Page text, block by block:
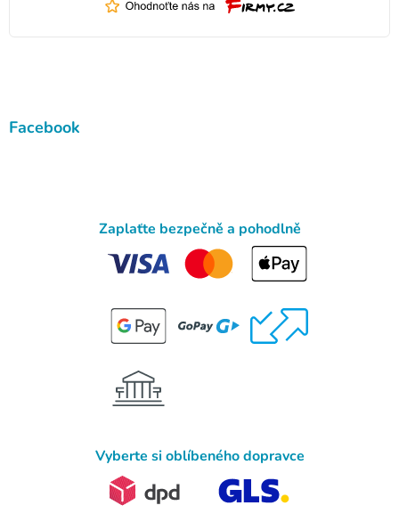
Facebook
Zaplaťte bezpečně a pohodlně
Vyberte si oblíbeného dopravce